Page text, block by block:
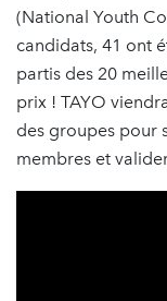
(National Youth
candidats, 41 ont
partis des 20
prix ! TAYO
des groupes pour
membres et